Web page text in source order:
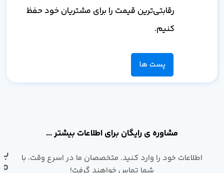
رقابتی‌ترین قیمت را برای مشتریان خود حفظ
کنیم.
پست ها
مشاوره ی رایگان برای اطلاعات بیشتر ...
اطلاعات خود را وارد کنید. متخصصان ما در اسرع وقت، با
با